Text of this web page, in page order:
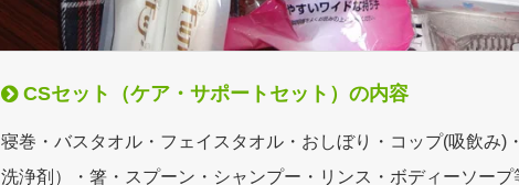
CSセット（ケア・サポートセット）の内容
寝巻・バスタオル・フェイスタオル・おしぼり・コップ(吸飲み)
洗浄剤）・箸・スプーン・シャンプー・リンス・ボディーソープ